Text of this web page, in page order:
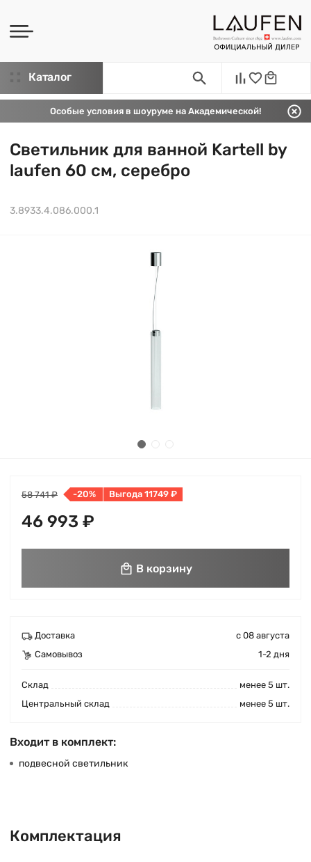
Каталог
Особые условия в шоуруме на Академической!
Светильник для ванной Kartell by
laufen 60 см, серебро
3.8933.4.086.000.1
58 741 ₽ -20% Выгода 11749 ₽
46 993 ₽
В корзину
Доставка
с 08 августа
Самовывоз
1-2 дня
Cклад
менее 5 шт.
Центральный склад
менее 5 шт.
Входит в комплект:
подвесной светильник
Комплектация